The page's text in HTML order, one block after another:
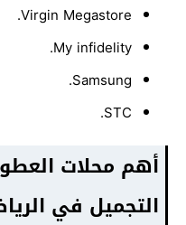
Virgin Megastore.
My infidelity.
Samsung.
STC.
أهم محلات
التجميل في